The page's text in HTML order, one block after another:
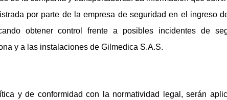
por parte de la empresa de seguridad en el ingreso
obtener control frente a posibles incidentes de
y a las instalaciones de Gilmedica S.A.S.
y de conformidad con la normatividad legal, serán